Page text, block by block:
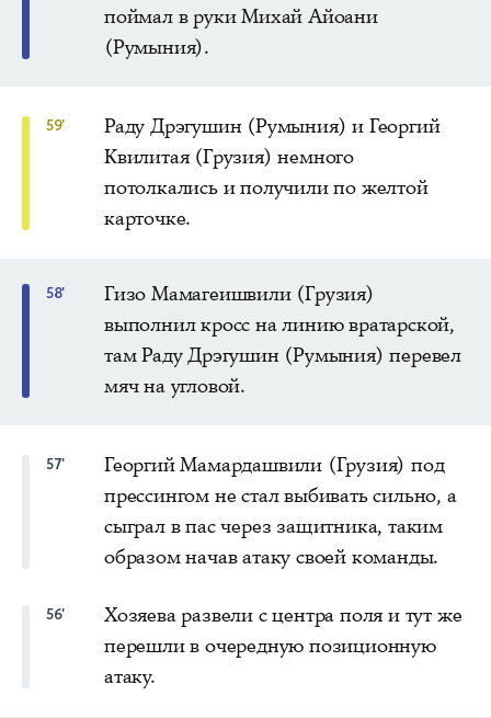
поймал в руки Михай Айоани
(Румыния).
59'
Раду Дрэгушин (Румыния) и Георгий
Квилитая (Грузия) немного
потолкались и получили по желтой
карточке.
58'
Гизо Мамагеишвили (Грузия)
выполнил кросс на линию вратарской,
там Раду Дрэгушин (Румыния) перевел
мяч на угловой.
57'
Георгий Мамардашвили (Грузия) под
прессингом не стал выбивать сильно, а
сыграл в пас через защитника, таким
образом начав атаку своей команды.
56'
Хозяева развели с центра поля и тут же
перешли в очередную позиционную
атаку.